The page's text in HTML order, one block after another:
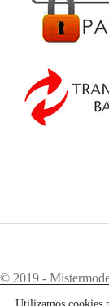
© 2019 -
Teléfono:
94 405 83